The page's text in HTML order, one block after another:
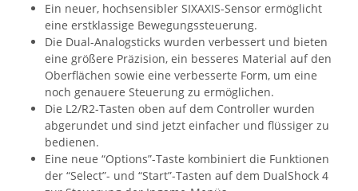
Ein neuer, hochsensibler SIXAXIS-Sensor ermöglicht
eine erstklassige Bewegungssteuerung.
Die Dual-Analogsticks wurden verbessert und bieten
eine größere Präzision, ein besseres Material auf den
Oberflächen sowie eine verbesserte Form, um eine
noch genauere Steuerung zu ermöglichen.
Die L2/R2-Tasten oben auf dem Controller wurden
abgerundet und sind jetzt einfacher und flüssiger zu
bedienen.
Eine neue “Options”-Taste kombiniert die Funktionen
der “Select”- und “Start”-Tasten auf dem DualShock 4